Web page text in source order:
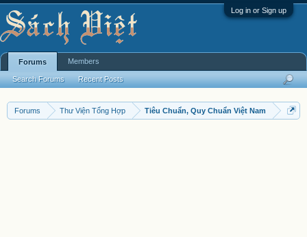
Log in or Sign up
Forums Thư Viện Tổng Hợp Tiêu Chuẩn, Quy Chuẩn Việt Nam
Forums
Search Forums Recent Posts
Members